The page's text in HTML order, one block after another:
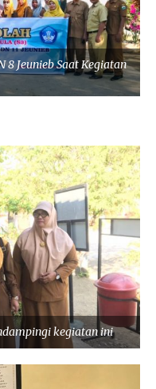
8 Jeunieb Saat Kegiatan
kegiatan ini